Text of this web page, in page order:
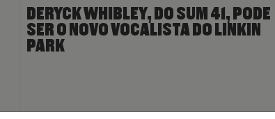
DERYCK WHIBLEY, DO SUM 41, PODE
SER O NOVO VOCALISTA DO LINKIN
PARK